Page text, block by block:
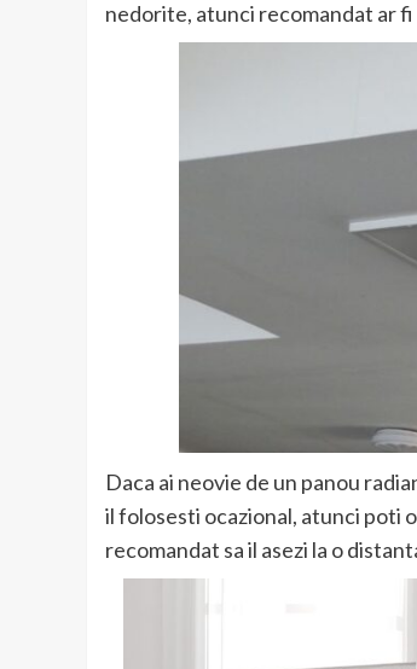
nedorite, atunci recomandat ar fi
Daca ai neovie de un panou
il folosesti ocazional, atunci poti
recomandat sa il asezi la o